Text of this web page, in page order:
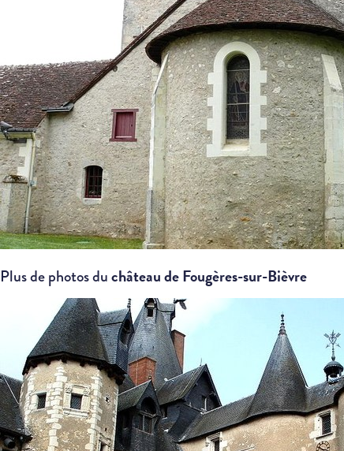
Plus de photos duchâteau de Fougères-sur-Bièvre